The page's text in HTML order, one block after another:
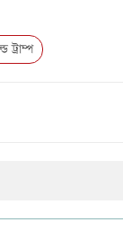
ট্রাম্প